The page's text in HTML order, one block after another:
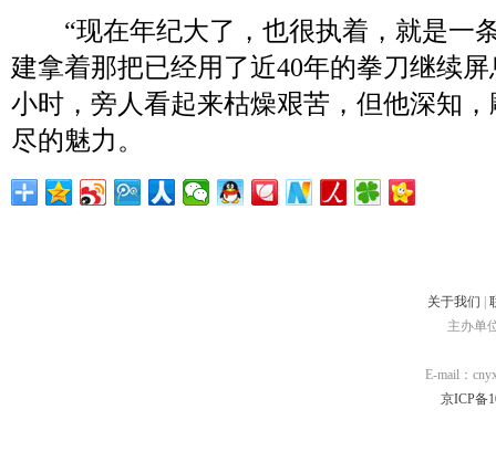
“现在年纪大了，也很执着，就是一
建拿着那把已经用了近40年的拳刀继续
小时，旁人看起来枯燥艰苦，但他深知
尽的魅力。
关于我们
主办单
E-mail：
京ICP备